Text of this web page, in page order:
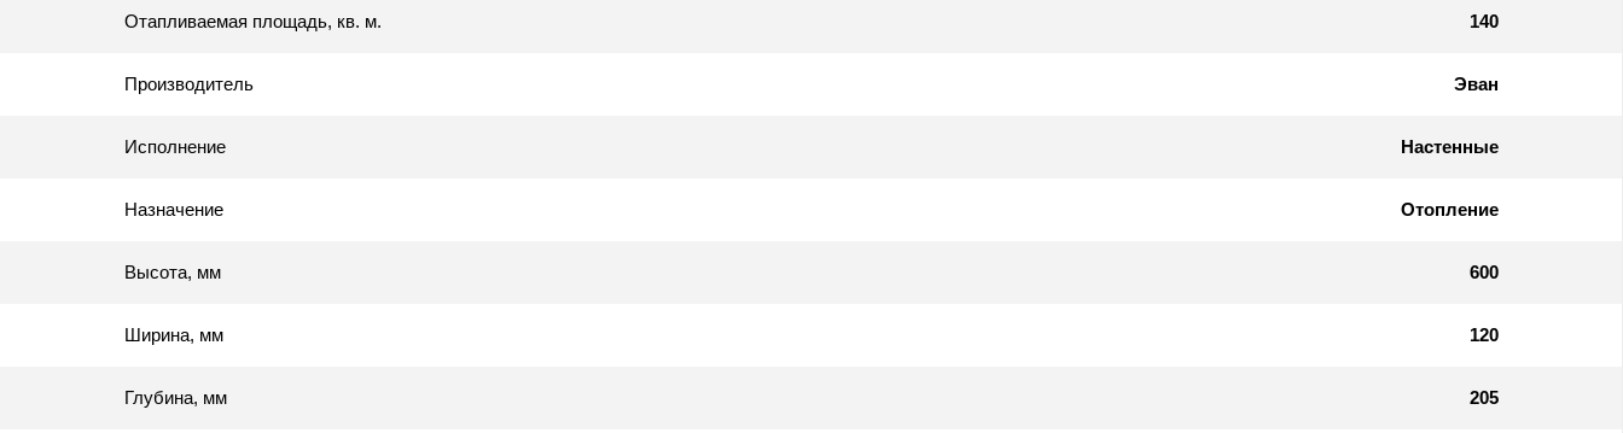
Отапливаемая площадь, кв. м. 140
Производитель Эван
Исполнение Настенные
Назначение Отопление
Высота, мм 600
Ширина, мм 120
Глубина, мм 205